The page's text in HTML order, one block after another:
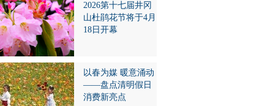
2026第十七届井冈
山杜鹃花节将于4月
18日开幕
以春为媒 暖意涌动
——盘点清明假日
消费新亮点